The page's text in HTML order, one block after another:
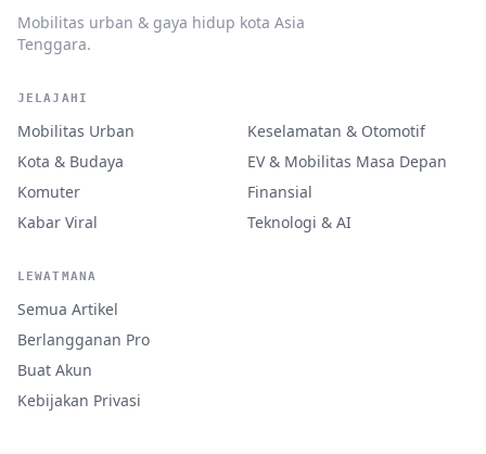
Mobilitas urban & gaya hidup kota Asia
Tenggara.
JELAJAHI
Mobilitas Urban
Keselamatan & Otomotif
Kota & Budaya
EV & Mobilitas Masa Depan
Komuter
Finansial
Kabar Viral
Teknologi & AI
LEWATMANA
Semua Artikel
Berlangganan Pro
Buat Akun
Kebijakan Privasi